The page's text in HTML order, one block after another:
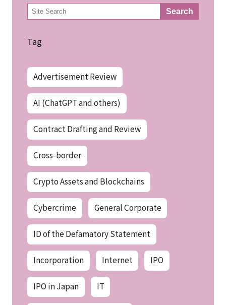
検
索 Search
Tag
Advertisement Review
AI (ChatGPT and others)
Contract Drafting and Review
Cross-border
Crypto Assets and Blockchains
Cybercrime General Corporate
ID of the Defamatory Statement
Incorporation Internet IPO
IPO in Japan IT